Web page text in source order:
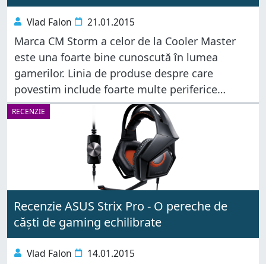
Vlad Falon 21.01.2015
Marca CM Storm a celor de la Cooler Master
este una foarte bine cunoscută în lumea
gamerilor. Linia de produse despre care
povestim include foarte multe periferice
pentru gaming, de la mauși și tastaturi până la
carcase, căști și mousepad-uri.
RECENZIE
Recenzie ASUS Strix Pro - O pereche de
căști de gaming echilibrate
Vlad Falon 14.01.2015